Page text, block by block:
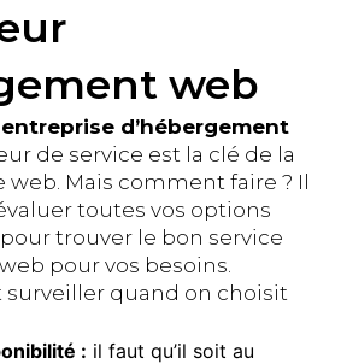
web
entreprise d’hébergement
de service est la clé de la
web. Mais comment faire ? Il
toutes vos options
trouver le bon service
pour vos besoins.
surveiller quand on choisit
: il faut qu’il soit au